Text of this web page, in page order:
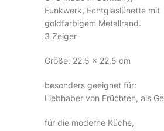
Funkwerk, Echtglaslünette mit
goldfarbigem Metallrand.
3 Zeiger
Größe: 22,5 x 22,5 cm
besonders geeignet für:
Liebhaber von Früchten, als
für die moderne Küche,